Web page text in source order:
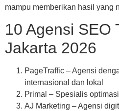
mampu memberikan hasil yang
10 Agensi SEO
Jakarta 2026
PageTraffic – Agensi
internasional dan lokal
Primal – Spesialis
AJ Marketing – Agensi